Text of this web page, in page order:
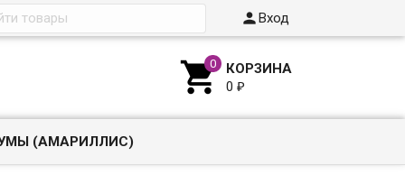
Вход
 КОРЗИНА
0₽
(АМАРИЛЛИС)